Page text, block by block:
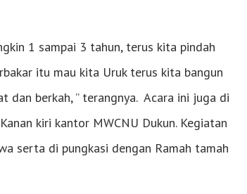
1 sampai 3 tahun, terus kita pindah
itu mau kita Uruk terus kita bangun
dan berkah, ” terangnya. Acara ini juga di
kiri kantor MWCNU Dukun. Kegiatan
serta di pungkasi dengan Ramah tamah